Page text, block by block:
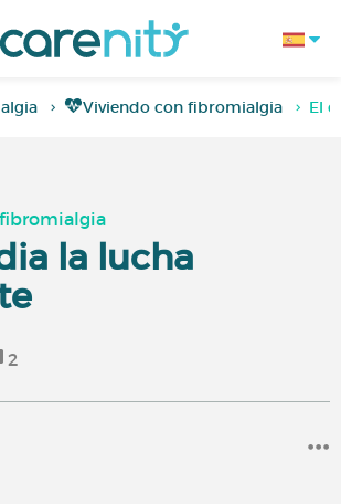
Viviendo con fibromialgia El
la lucha
2